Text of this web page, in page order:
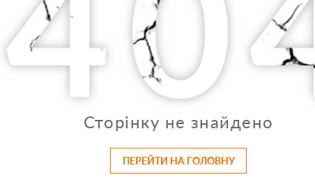
Сторінку не знайдено
ПЕРЕЙТИ НА ГОЛОВНУ